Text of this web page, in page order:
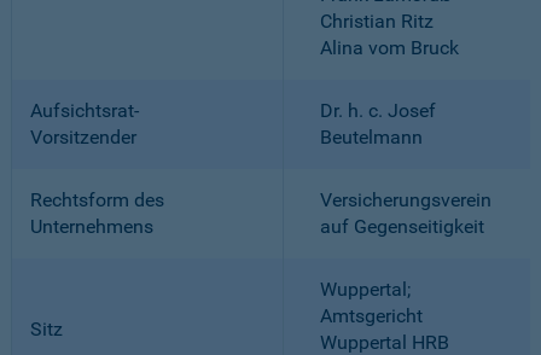
Christian Ritz
Alina vom Bruck
Aufsichtsrat-
Vorsitzender
Dr. h. c. Josef
Beutelmann
Rechtsform des
Unternehmens
Versicherungsverein
auf Gegenseitigkeit
Sitz
Wuppertal;
Amtsgericht
Wuppertal HRB